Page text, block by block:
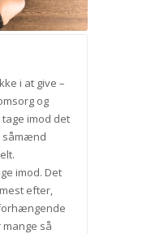
i at give –
og
imod det
såmænd
imod. Det
efter,
så